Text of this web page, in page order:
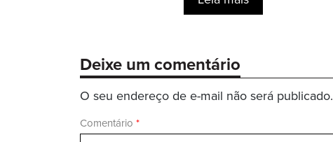
Deixe um comentário
O seu endereço de e-mail não será publicado.
Comentário *